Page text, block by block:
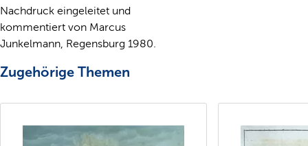
Nachdruck eingeleitet und
kommentiert von Marcus
Junkelmann, Regensburg 1980.
Zugehörige Themen